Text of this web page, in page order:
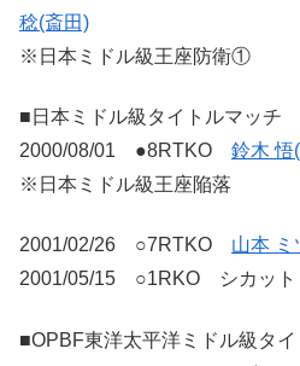
稔(斎田)
※日本ミドル級王座防衛①
■日本ミドル級タイトルマッチ
2000/08/01 ●8RTKO 鈴木 悟
※日本ミドル級王座陥落
2001/02/26 ○7RTKO 山本 ミ
2001/05/15 ○1RKO シカット
■OPBF東洋太平洋ミドル級タ